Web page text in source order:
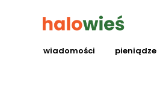
wiadomości pieniądze